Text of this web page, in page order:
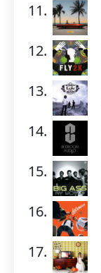
11.
12.
13.
14.
15.
16.
17.